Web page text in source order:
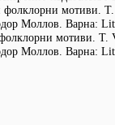
фолклорни мотиви.
Моллов. Варна:
мотиви. Т.
Моллов. Варна: